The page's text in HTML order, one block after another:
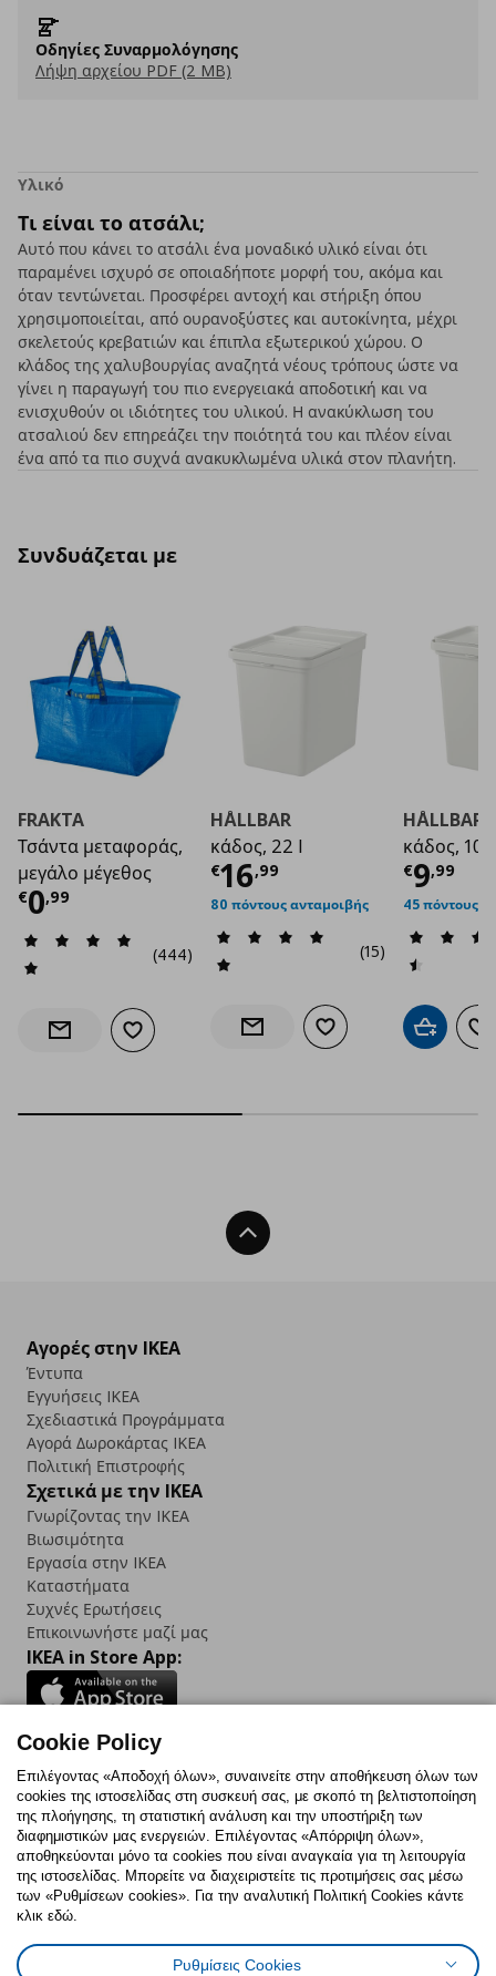
Οδηγίες Συναρμολόγησης
Λήψη αρχείου PDF (2 MB)
Υλικό
Τι είναι το ατσάλι;
Αυτό που κάνει το ατσάλι ένα μοναδικό υλικό είναι ότι
παραμένει ισχυρό σε οποιαδήποτε μορφή του, ακόμα και
όταν τεντώνεται. Προσφέρει αντοχή και στήριξη όπου
χρησιμοποιείται, από ουρανοξύστες και αυτοκίνητα, μέχρι
σκελετούς κρεβατιών και έπιπλα εξωτερικού χώρου. Ο
κλάδος της χαλυβουργίας αναζητά νέους τρόπους ώστε να
γίνει η παραγωγή του πιο ενεργειακά αποδοτική και να
ενισχυθούν οι ιδιότητες του υλικού. Η ανακύκλωση του
ατσαλιού δεν επηρεάζει την ποιότητά του και πλέον είναι
ένα από τα πιο συχνά ανακυκλωμένα υλικά στον πλανήτη.
Συνδυάζεται με
FRAKTA
Τσάντα μεταφοράς,
μεγάλο μέγεθος
€0,99
Τρέχουσα τιμή€ 0,99
(444)
Ενημέρωση διαθεσιμότητας
Προσθήκη στα αγαπημένα
HÅLLBAR
κάδος, 22 l
€16,99
Τρέχουσα τιμή€
80 πόντους ανταμοιβής
(15)
Ενημέρωση διαθεσιμότητας
Προσθήκη στα
HÅLLBAR
κάδος, 10 l
€9,99
45 πόντους
Προσθήκη
Back To Top
Αγορές στην IKEA
Έντυπα
Εγγυήσεις IKEA
Σχεδιαστικά Προγράμματα
Αγορά Δωρoκάρτας IKEA
Πολιτική Επιστροφής
Σχετικά με την IKEA
Γνωρίζοντας την IKEA
Βιωσιμότητα
Εργασία στην IKEA
Καταστήματα
Συχνές Ερωτήσεις
Επικοινωνήστε μαζί μας
IKEA in Store App:
Follow us:
FacebookInstagram
TikTokYoutubePinterestTwitter
Πολιτική CookiesΔήλωση ψηφιακής προσβασιμότητας
Ρυθμίσεις cookiesΌροι Χρήσης
Cookie Policy
Επιλέγοντας «Αποδοχή όλων», συναινείτε στην αποθήκευση όλων των
cookies της ιστοσελίδας στη συσκευή σας, με σκοπό τη βελτιστοποίηση
της πλοήγησης, τη στατιστική ανάλυση και την υποστήριξη των
διαφημιστικών μας ενεργειών. Επιλέγοντας «Απόρριψη όλων»,
αποθηκεύονται μόνο τα cookies που είναι αναγκαία για τη λειτουργία
της ιστοσελίδας. Μπορείτε να διαχειριστείτε τις προτιμήσεις σας μέσω
των «Ρυθμίσεων cookies». Για την αναλυτική Πολιτική Cookies κάντε
κλικ εδώ.
Ρυθμίσεις Cookies